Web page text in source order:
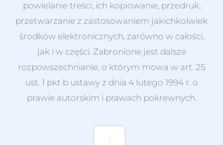
powielanie treści, ich kopiowanie, przedruk,
przetwarzanie z zastosowaniem jakichkolwiek
środków elektronicznych, zarówno w całości,
jak i w części. Zabronione jest dalsze
rozpowszechnianie, o którym mowa w art. 25
ust. 1 pkt b ustawy z dnia 4 lutego 1994 r. o
prawie autorskim i prawach pokrewnych.